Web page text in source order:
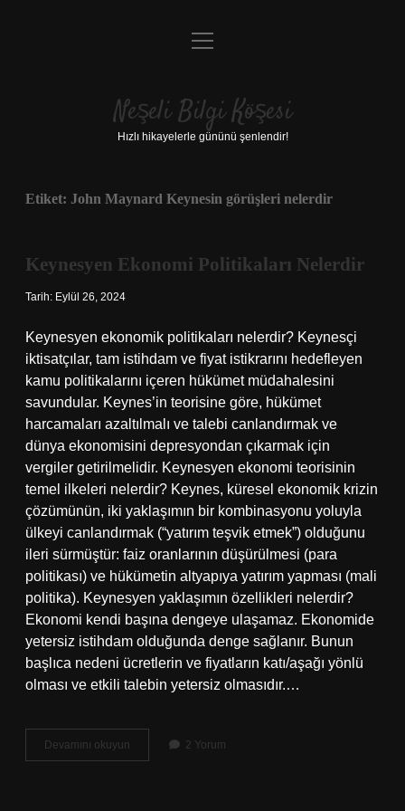
Anasayfa
Yasal Uyarı
menüyü
Neşeli Bilgi Köşesi
Hızlı hikayelerle gününü şenlendir!
Etiket: John Maynard Keynesin görüşleri nelerdir
Keynesyen Ekonomi Politikaları Nelerdir
Tarih: Eylül 26, 2024
Keynesyen ekonomik politikaları nelerdir? Keynesçi
iktisatçılar, tam istihdam ve fiyat istikrarını hedefleyen
kamu politikalarını içeren hükümet müdahalesini
savundular. Keynes’in teorisine göre, hükümet
harcamaları azaltılmalı ve talebi canlandırmak ve
dünya ekonomisini depresyondan çıkarmak için
vergiler getirilmelidir. Keynesyen ekonomi teorisinin
temel ilkeleri nelerdir? Keynes, küresel ekonomik krizin
çözümünün, iki yaklaşımın bir kombinasyonu yoluyla
ülkeyi canlandırmak (“yatırım teşvik etmek”) olduğunu
ileri sürmüştür: faiz oranlarının düşürülmesi (para
politikası) ve hükümetin altyapıya yatırım yapması (mali
politika). Keynesyen yaklaşımın özellikleri nelerdir?
Ekonomi kendi başına dengeye ulaşamaz. Ekonomide
yetersiz istihdam olduğunda denge sağlanır. Bunun
başlıca nedeni ücretlerin ve fiyatların katı/aşağı yönlü
olması ve etkili talebin yetersiz olmasıdır.…
Devamını okuyun Keynesyen
Ekonomi
2 Yorum